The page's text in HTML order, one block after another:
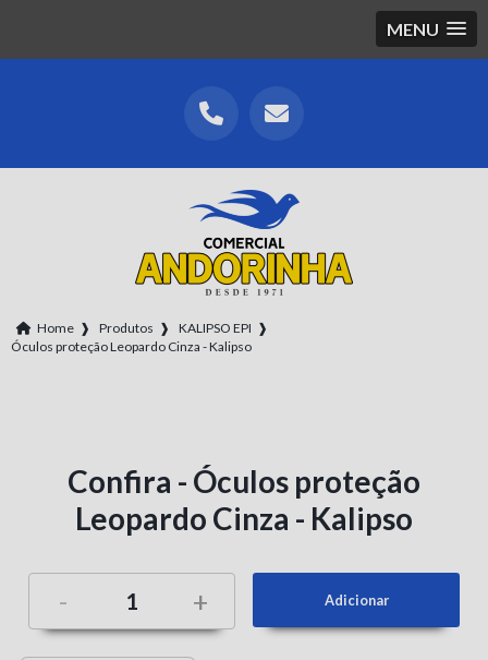
MENU
Home ❱ Produtos ❱ KALIPSO EPI ❱
Óculos proteção Leopardo Cinza - Kalipso
Confira - Óculos proteção
Leopardo Cinza - Kalipso
- +